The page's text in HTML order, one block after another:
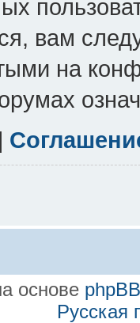
вам
на
основе phpBB
Русская